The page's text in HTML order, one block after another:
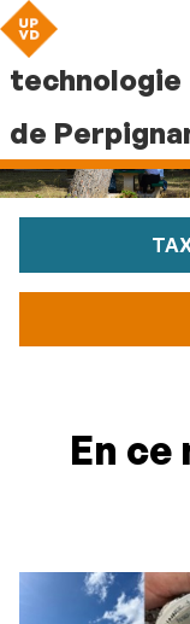
Institut
technologie
de
En ce